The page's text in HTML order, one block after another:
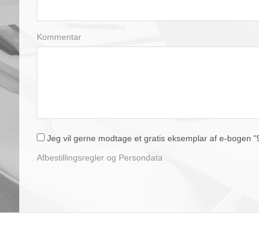
Kommentar
Jeg vil gerne modtage et gratis eksemplar af e-bogen
Afbestillingsregler og Persondata